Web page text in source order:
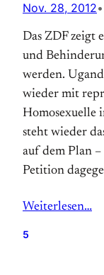
Nov. 28, 2012•
Das ZDF zeigt
und
werden.
wieder mit
Homosexuelle
steht wieder
auf dem Plan
Petition
Weiterlesen…
5